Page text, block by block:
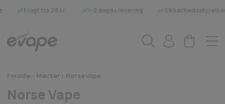
Fragt fra 29 kr. 1-2 dages levering
Forside > Mærker > Norse Vape
Norse Vape